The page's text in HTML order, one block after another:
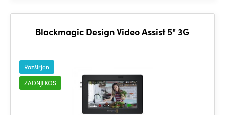
Blackmagic Design Video Assist 5" 3G
Razširjen
ZADNJI KOS